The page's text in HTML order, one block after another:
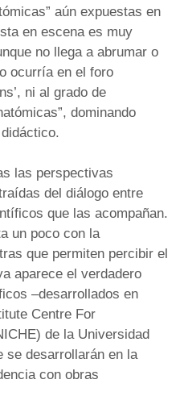
aún expuestas en
en escena es muy
no llega a abrumar o
ocurría en el foro
ni al grado de
dominando
las perspectivas
del diálogo entre
que las acompañan.
un poco con la
que permiten percibir el
aparece el verdadero
–desarrollados en
Centre For
de la Universidad
se desarrollarán en la
con obras